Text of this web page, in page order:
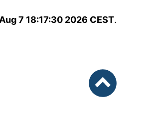
7 18:17:30 2026 CEST.